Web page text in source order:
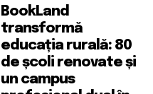
BookLand
transformă
educația rurală: 80
de școli renovate și
un campus